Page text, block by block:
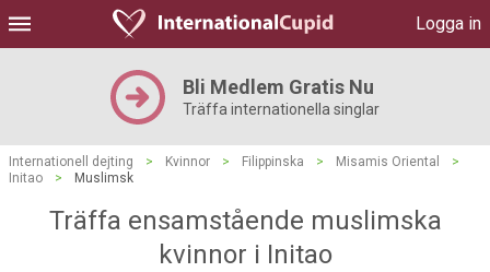
Logga in
Bli Medlem Gratis Nu
Träffa internationella singlar
Internationell dejting > Kvinnor > Filippinska > Misamis Oriental
>
Initao
> Muslimsk
Träffa ensamstående muslimska
kvinnor i Initao